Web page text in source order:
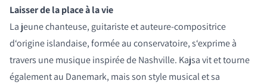
Laisser de la place à la vie
La jeune chanteuse, guitariste et auteure-compositrice
d‘origine islandaise, formée au conservatoire, s‘exprime à
travers une musique inspirée de Nashville. Kajsa vit et tourne
également au Danemark, mais son style musical et sa